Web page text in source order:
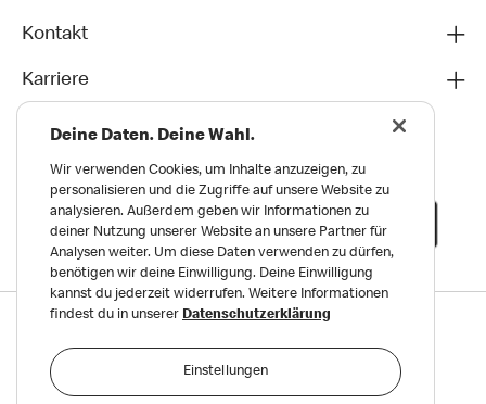
Kontakt
Karriere
Datenschutz
Deine Daten. Deine Wahl.
Wir verwenden Cookies, um Inhalte anzuzeigen, zu
personalisieren und die Zugriffe auf unsere Website zu
analysieren. Außerdem geben wir Informationen zu
deiner Nutzung unserer Website an unsere Partner für
Analysen weiter. Um diese Daten verwenden zu dürfen,
benötigen wir deine Einwilligung. Deine Einwilligung
kannst du jederzeit widerrufen. Weitere Informationen
findest du in unserer Datenschutzerklärung
Einstellungen